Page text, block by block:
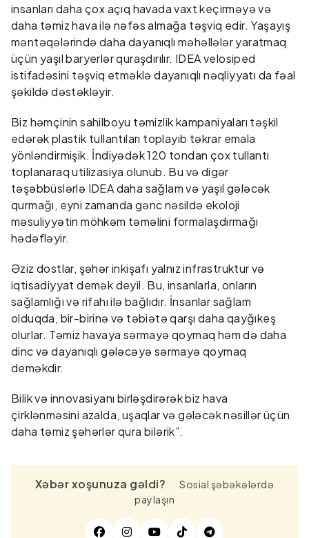
insanları daha çox açıq havada vaxt keçirməyə və
daha təmiz hava ilə nəfəs almağa təşviq edir. Yaşayış
məntəqələrində daha dayanıqlı məhəllələr yaratmaq
üçün yaşıl baryerlər quraşdırılır. IDEA velosiped
istifadəsini təşviq etməklə dayanıqlı nəqliyyatı da fəal
şəkildə dəstəkləyir.
Biz həmçinin sahilboyu təmizlik kampaniyaları təşkil
edərək plastik tullantıları toplayıb təkrar emala
yönləndirmişik. İndiyədək 120 tondan çox tullantı
toplanaraq utilizasiya olunub. Bu və digər
təşəbbüslərlə IDEA daha sağlam və yaşıl gələcək
qurmağı, eyni zamanda gənc nəsildə ekoloji
məsuliyyətin möhkəm təməlini formalaşdırmağı
hədəfləyir.
Əziz dostlar, şəhər inkişafı yalnız infrastruktur və
iqtisadiyyat demək deyil. Bu, insanlarla, onların
sağlamlığı və rifahı ilə bağlıdır. İnsanlar sağlam
olduqda, bir-birinə və təbiətə qarşı daha qayğıkeş
olurlar. Təmiz havaya sərmayə qoymaq həm də daha
dinc və dayanıqlı gələcəyə sərmayə qoymaq
deməkdir.
Bilik və innovasiyanı birləşdirərək biz hava
çirklənməsini azalda, uşaqlar və gələcək nəsillər üçün
daha təmiz şəhərlər qura bilərik”.
Xəbər xoşunuza gəldi?
Sosial şəbəkələrdə
paylaşın